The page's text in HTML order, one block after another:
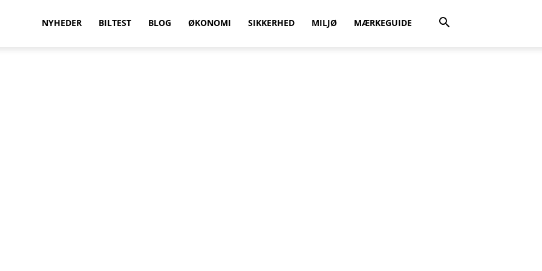
NYHEDER BILTEST BLOG ØKONOMI SIKKERHED MILJØ MÆRKEGUIDE